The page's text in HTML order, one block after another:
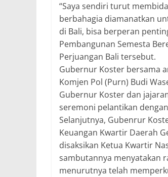
“Saya sendiri turut
berbahagia diamanatkan
di Bali, bisa berperan
Pembangunan Semesta
Perjuangan Bali tersebut.
Gubernur Koster bersama
Komjen Pol (Purn) Budi
Gubernur Koster dan
seremoni pelantikan
Selanjutnya, Gubenrur
Keuangan Kwartir Daerah
disaksikan Ketua Kwartir
sambutannya menyatakan
menurutnya telah